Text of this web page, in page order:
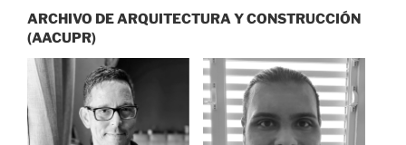
ARCHIVO DE ARQUITECTURA Y CONSTRUCCIÓN
(AACUPR)